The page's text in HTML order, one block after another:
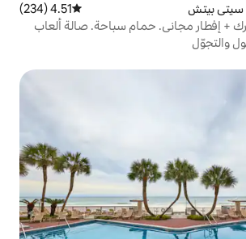
متوسط التقييم 4.51 من 5، 234 مراجعات
4.51 (234)
صالة ألعاب